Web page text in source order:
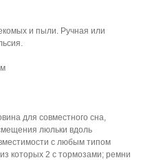
и пыли. Ручная или
для совместного сна,
люльки вдоль
с любым типом
которых 2 с тормозами; ремни